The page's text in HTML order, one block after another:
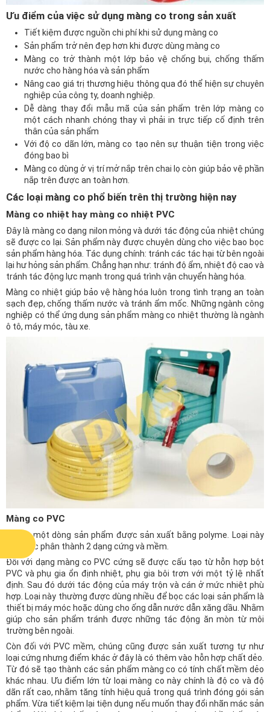
Ưu điểm của việc sử dụng màng co trong sản xuất
Tiết kiệm được nguồn chi phí khi sử dụng màng co
Sản phẩm trở nên đẹp hơn khi được dùng màng co
Màng co trở thành một lớp bảo vệ chống bụi, chống thấm
nước cho hàng hóa và sản phẩm
Nâng cao giá trị thương hiệu thông qua đó thể hiện sự chuyên
nghiệp của công ty, doanh nghiệp.
Dễ dàng thay đổi mẫu mã của sản phẩm trên lớp màng co
một cách nhanh chóng thay vì phải in trực tiếp cố định trên
thân của sản phẩm
Với độ co dãn lớn, màng co tạo nên sự thuận tiện trong việc
đóng bao bì
Màng co dùng ở vị trí mở nắp trên chai lọ còn giúp bảo vệ phần
nắp trên được an toàn hơn.
Các loại màng co phổ biến trên thị trường hiện nay
Màng co nhiệt hay màng co nhiệt PVC
Đây là màng co dạng nilon mỏng và dưới tác động của nhiệt chúng
sẽ được co lại. Sản phẩm này được chuyên dùng cho việc bao bọc
sản phẩm hàng hóa. Tác dụng chính: tránh các tác hại từ bên ngoài
lại hư hỏng sản phẩm. Chẳng hạn như: tránh độ ẩm, nhiệt độ cao và
tránh tác động lực mạnh trong quá trình vận chuyển hàng hóa.
Màng co nhiệt giúp bảo vệ hàng hóa luôn trong tình trạng an toàn
sạch đẹp, chống thấm nước và tránh ẩm mốc. Những ngành công
nghiệp có thể ứng dụng sản phẩm màng co nhiệt thường là ngành
ô tô, máy móc, tàu xe.
Màng co PVC
Đây là một dòng sản phẩm được sản xuất bằng polyme. Loại này
sẽ được phân thành 2 dạng cứng và mềm.
Đối với dạng màng co PVC cứng sẽ được cấu tạo từ hỗn hợp bột
PVC và phụ gia ổn định nhiệt, phụ gia bôi trơn với một tỷ lệ nhất
định. Sau đó dưới tác động của máy trộn và cán ở mức nhiệt phù
hợp. Loại này thường được dùng nhiều để bọc các loại sản phẩm là
thiết bị máy móc hoặc dùng cho ống dẫn nước dẫn xăng dầu. Nhằm
giúp cho sản phẩm tránh được những tác động ăn mòn từ môi
trường bên ngoài.
Còn đối với PVC mềm, chúng cũng được sản xuất tương tự như
loại cứng nhưng điểm khác ở đây là có thêm vào hỗn hợp chất dẻo.
Từ đó sẽ tạo thành các sản phẩm màng co có tính chất mềm dẻo
khác nhau. Ưu điểm lớn từ loại màng co này chính là độ co và độ
dãn rất cao, nhằm tăng tính hiệu quả trong quá trình đóng gói sản
phẩm. Vừa tiết kiệm lại tiện dụng nếu muốn thay đổi nhãn mác sản